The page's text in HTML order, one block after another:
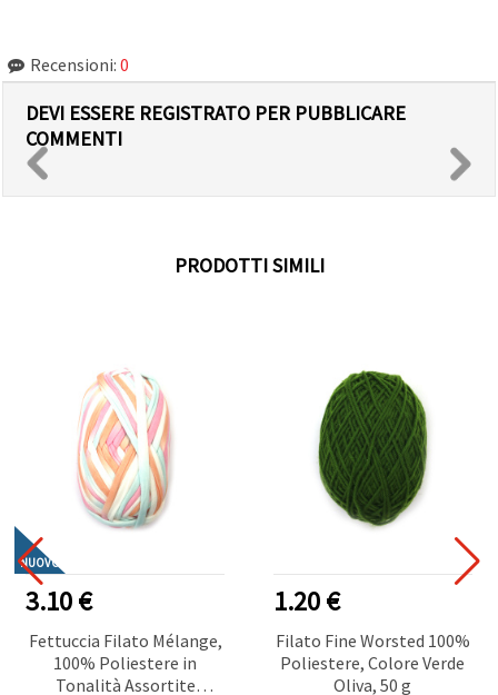
Recensioni: 0
DEVI ESSERE REGISTRATO PER PUBBLICARE
COMMENTI
PRODOTTI SIMILI
NUOVO
3.10 €
Fettuccia Filato Mélange,
100% Poliestere in
Tonalità Assortite
1.20 €
Filato Fine Worsted 100%
Poliestere, Colore Verde
Oliva, 50 g